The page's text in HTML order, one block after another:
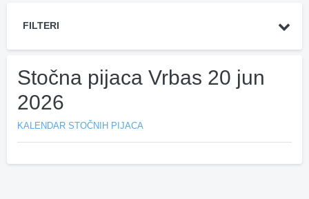
FILTERI
Stočna pijaca Vrbas 20 jun
2026
KALENDAR STOČNIH PIJACA